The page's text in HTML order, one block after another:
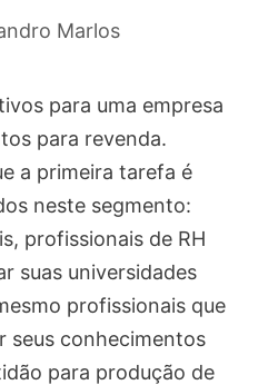
Marlos
para uma empresa
para revenda.
a primeira tarefa é
neste segmento:
profissionais de RH
suas universidades
profissionais que
seus conhecimentos
para produção de